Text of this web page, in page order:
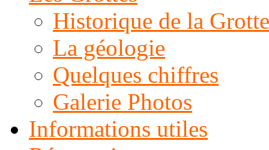
Historique de la Grotte
La géologie
Quelques chiffres
Galerie Photos
Informations utiles